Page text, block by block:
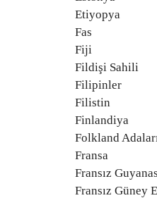
Etiyopya
Fas
Fiji
Fildişi Sahili
Filipinler
Filistin
Finlandiya
Folkland
Fransa
Fransız
Fransız Güney